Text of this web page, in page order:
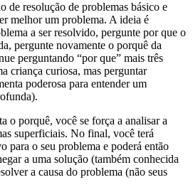
de resolução de problemas básico e
melhor um problema. A ideia é
a ser resolvido, pergunte por que o
pergunte novamente o porquê da
perguntando “por que” mais três
criança curiosa, mas perguntar
poderosa para entender um
o porquê, você se força a analisar a
superficiais. No final, você terá
para o seu problema e poderá então
a uma solução (também conhecida
a causa do problema (não seus